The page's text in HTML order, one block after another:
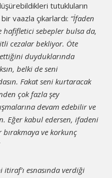
tutukluların
vaazla çıkarlardı: “İfaden
sebepler bulsa da,
cezalar bekliyor. Öte
duyduklarında
belki de seni
Fakat seni kurtaracak
çok fazla şey
devam edebilir ve
Eğer kabul edersen, ifadeni
bırakmaya ve korkunç
itiraf’ı esnasında verdiği